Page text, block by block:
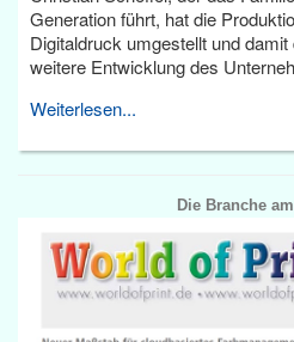
Generation führt, hat die
Digitaldruck umgestellt und
weitere Entwicklung des
Weiterlesen...
Die Branche